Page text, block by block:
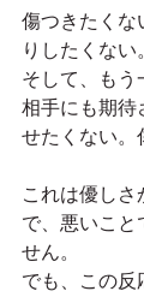
傷つきたくな
りしたくない。
そして、もう
相手にも期待
せたくない。
これは優し
で、悪いこと
せん。
でも、この反